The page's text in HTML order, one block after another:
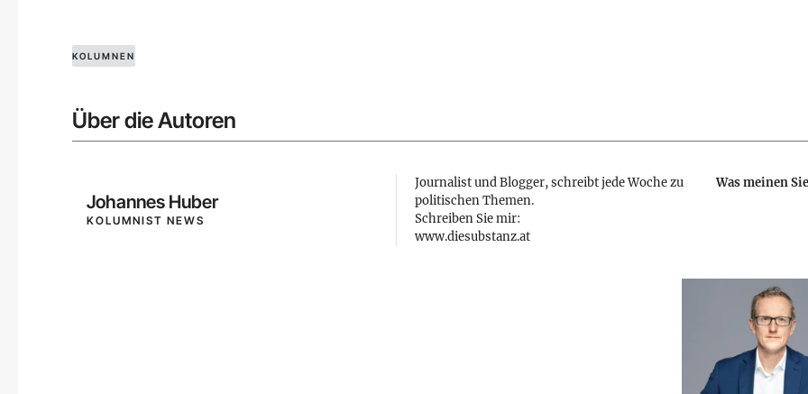
KOLUMNEN
Über die Autoren
Johannes Huber
KOLUMNIST NEWS
Journalist und Blogger, schreibt jede Woche zu
politischen Themen.
Was meinen
Schreiben Sie mir:
www.diesubstanz.at